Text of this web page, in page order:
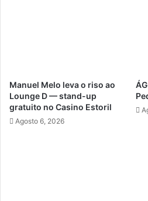
Manuel Melo leva o riso ao
Lounge D — stand-up
gratuito no Casino Estoril
Agosto 6, 2026